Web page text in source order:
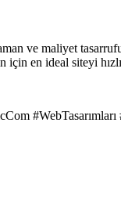
ve maliyet
için en ideal siteyi
#WebTasarımları